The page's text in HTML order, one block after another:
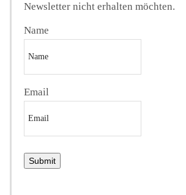
Newsletter nicht erhalten möchten.
Name
Email